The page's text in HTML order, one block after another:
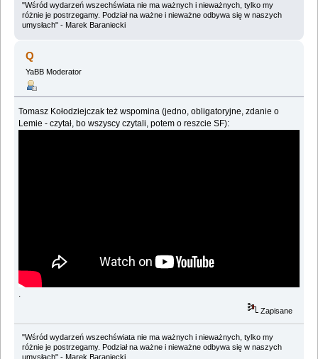
"Wśród wydarzeń wszechświata nie ma ważnych i nieważnych, tylko my
różnie je postrzegamy. Podział na ważne i nieważne odbywa się w naszych
umysłach" - Marek Baraniecki
Q
YaBB Moderator
Tomasz Kołodziejczak też wspomina (jedno, obligatoryjne, zdanie o
Lemie - czytał, bo wszyscy czytali, potem o reszcie SF):
Zapisane
"Wśród wydarzeń wszechświata nie ma ważnych i nieważnych, tylko my
różnie je postrzegamy. Podział na ważne i nieważne odbywa się w naszych
umysłach" - Marek Baraniecki